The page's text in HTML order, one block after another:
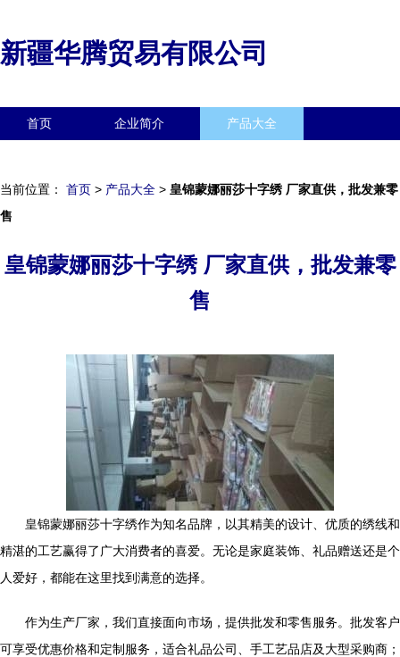
新疆华腾贸易有限公司
首页 企业简介 产品大全
当前位置： 首页 > 产品大全 > 皇锦蒙娜丽莎十字绣 厂家直供，批发兼零
售
皇锦蒙娜丽莎十字绣 厂家直供，批发兼零
售
皇锦蒙娜丽莎十字绣作为知名品牌，以其精美的设计、优质的绣线和
精湛的工艺赢得了广大消费者的喜爱。无论是家庭装饰、礼品赠送还是个
人爱好，都能在这里找到满意的选择。
作为生产厂家，我们直接面向市场，提供批发和零售服务。批发客户
可享受优惠价格和定制服务，适合礼品公司、手工艺品店及大型采购商；